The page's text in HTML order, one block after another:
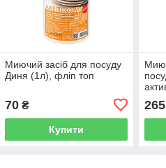
Миючий засіб для посуду
Диня (1л), фліп топ
70₴
Купити
265